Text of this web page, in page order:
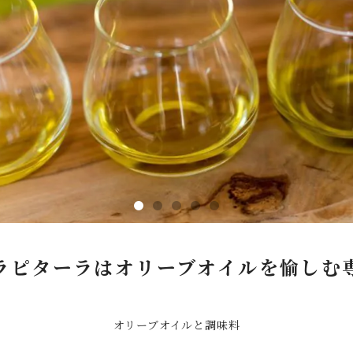
ターラはオリーブオイルを愉しむ
オリーブオイルと調味料